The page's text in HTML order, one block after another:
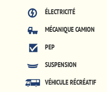
ÉLECTRICITÉ
MÉCANIQUE CAMION
PEP
SUSPENSION
VÉHICULE RÉCRÉATIF